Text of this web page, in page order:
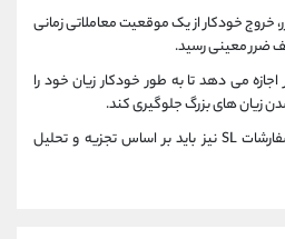
خودکار از یک موقعیت معاملاتی زمانی
ضرر معینی رسید.
می دهد تا به طور خودکار زیان خود را
زیان های بزرگ جلوگیری کند.
تصمیم گیری در مورد سفارشات SL نیز باید بر اساس تجزیه و تحلیل